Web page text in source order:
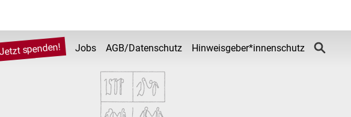
Jetzt spenden! Jobs AGB/Datenschutz Hinweisgeber*innenschutz